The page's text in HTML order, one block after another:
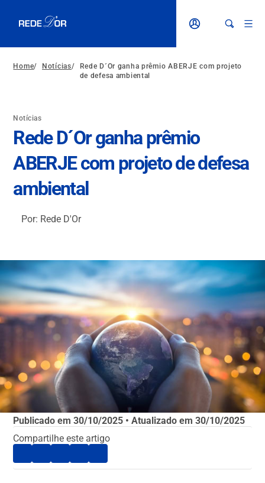
Home/ Notícias/
Rede D´Or ganha prêmio ABERJE com projeto
de defesa ambiental
Notícias
Rede D´Or ganha prêmio
ABERJE com projeto de defesa
ambiental
Por: Rede D'Or
Publicado em30/10/2025 • Atualizado em30/10/2025
Compartilhe este artigo